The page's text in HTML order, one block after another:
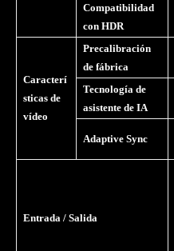
Compatibilidad
con HDR
Caracterí
sticas de
vídeo
Precalibración
de fábrica
Tecnología de
asistente de IA
Adaptive Sync
Entrada / Salida